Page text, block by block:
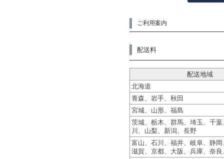
ご利用案内
配送料
配送地域
北海道
青森、岩手、秋田
宮城、山形、福島
茨城、栃木、群馬、埼玉、千
川、山梨、新潟、長野
富山、石川、福井、岐阜、静
滋賀、京都、大阪、兵庫、奈